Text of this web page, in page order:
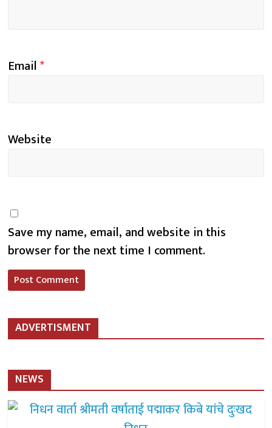
Email*
Website
Save my name, email, and website in this
browser for the next time I comment.
ADVERTISMENT
NEWS